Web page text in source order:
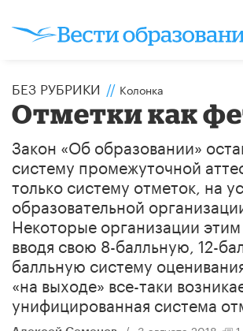
БЕЗ РУБРИКИ // Колонка
Отметки как
Закон «Об образовании»
систему промежуточной
только систему отметок, на
образовательной
Некоторые организации этим
вводя свою 8-балльную, 12-
балльную систему
«на выходе» все-таки
унифицированная система